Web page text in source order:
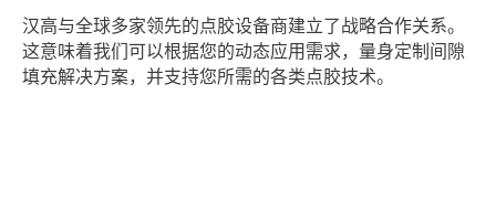
汉高与全球多家领先的点胶设备商建立了战略合作关系。
这意味着我们可以根据您的动态应用需求，量身定制间隙
填充解决方案，并支持您所需的各类点胶技术。